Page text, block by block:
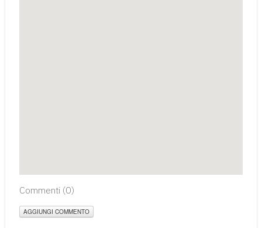
Commenti (0)
AGGIUNGI COMMENTO